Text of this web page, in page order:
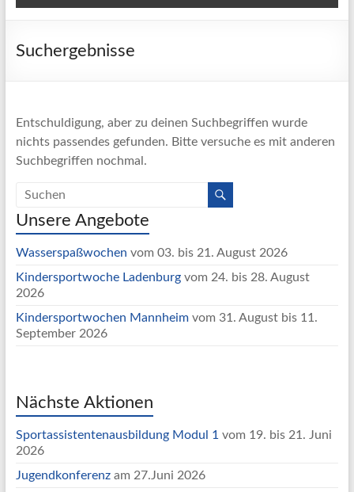
Suchergebnisse
Entschuldigung, aber zu deinen Suchbegriffen wurde
nichts passendes gefunden. Bitte versuche es mit anderen
Suchbegriffen nochmal.
Unsere Angebote
Wasserspaßwochen vom 03. bis 21. August 2026
Kindersportwoche Ladenburgvom 24. bis 28. August
2026
Kindersportwochen Mannheim vom 31. August bis 11.
September 2026
Nächste Aktionen
Sportassistentenausbildung Modul 1 vom 19. bis 21. Juni
2026
Jugendkonferenzam 27.Juni 2026